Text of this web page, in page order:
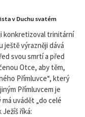
v Duchu svatém
konkretizoval trinitární
ještě výrazněji dává
svou smrtí a před
Otce, aby těm,
Přímluvce“, který
Přímluvcem je
uvádět „do celé
říká: